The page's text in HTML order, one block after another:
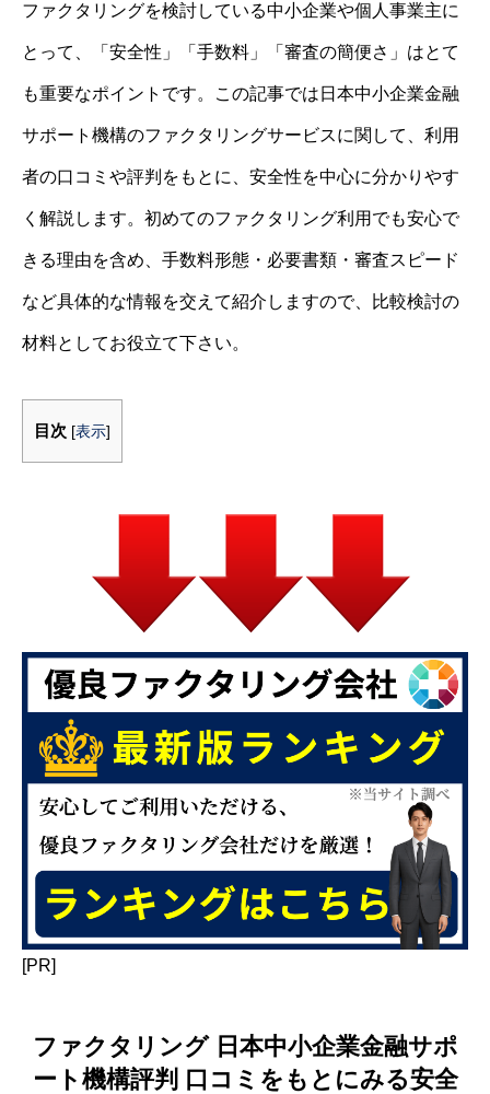
ファクタリングを検討している中小企業や個人事業主に
とって、「安全性」「手数料」「審査の簡便さ」はとて
も重要なポイントです。この記事では日本中小企業金融
サポート機構のファクタリングサービスに関して、利用
者の口コミや評判をもとに、安全性を中心に分かりやす
く解説します。初めてのファクタリング利用でも安心で
きる理由を含め、手数料形態・必要書類・審査スピード
など具体的な情報を交えて紹介しますので、比較検討の
材料としてお役立て下さい。
目次 [表示]
[PR]
ファクタリング 日本中小企業金融サポ
ート機構評判 口コミをもとにみる安全